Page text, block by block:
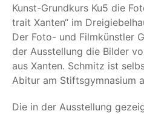
Lernangebot
Service & Infos
Kunst-Grund­kurs Ku5 die
trait Xan­ten“ im
Der Foto- und Film­künst­ler
der Aus­stel­lung die Bil­der
aus Xan­ten. Schmitz ist
Abitur am Stifts­gym­na­si­um
Die in der Aus­stel­lung